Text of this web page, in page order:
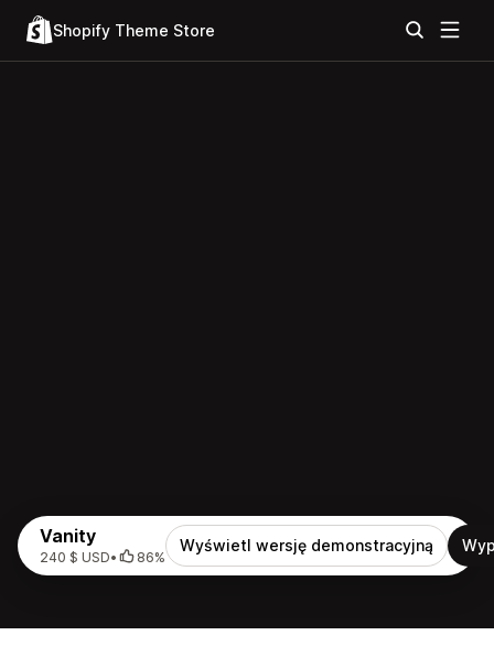
Shopify Theme Store
Vanity
240 $ USD• 86%
Wyświetl wersję demonstracyjną